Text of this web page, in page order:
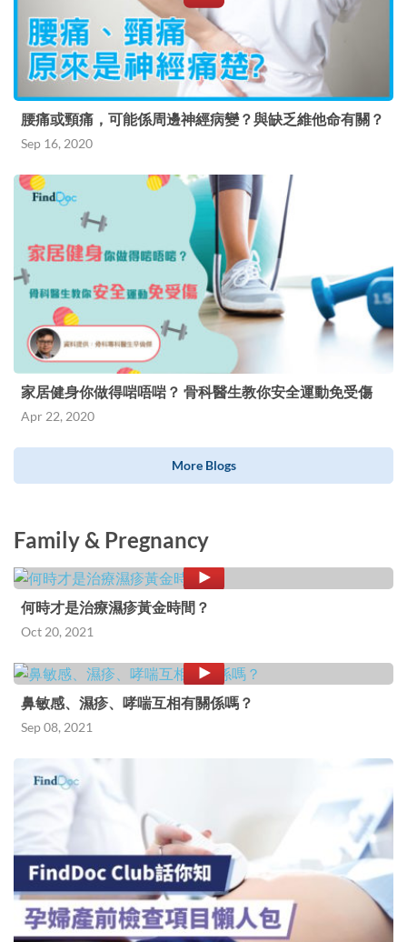
腰痛或頸痛，可能係周邊神經病變？與缺乏維他命有關？
Sep 16, 2020
家居健身你做得啱唔啱？ 骨科醫生教你安全運動免受傷
Apr 22, 2020
More Blogs
Family & Pregnancy
何時才是治療濕疹黃金時間？
Oct 20, 2021
鼻敏感、濕疹、哮喘互相有關係嗎？
Sep 08, 2021